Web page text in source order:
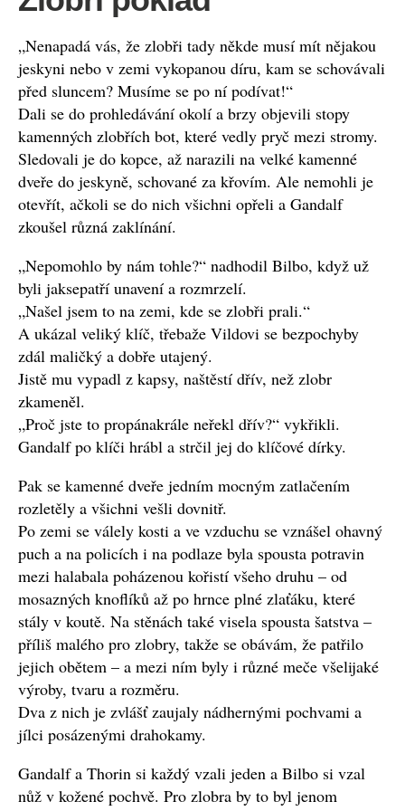
„Nenapadá vás, že zlobři tady někde musí mít nějakou
jeskyni nebo v zemi vykopanou díru, kam se schovávali
před sluncem? Musíme se po ní podívat!“
Dali se do prohledávání okolí a brzy objevili stopy
kamenných zlobřích bot, které vedly pryč mezi stromy.
Sledovali je do kopce, až narazili na velké kamenné
dveře do jeskyně, schované za křovím. Ale nemohli je
otevřít, ačkoli se do nich všichni opřeli a Gandalf
zkoušel různá zaklínání.
„Nepomohlo by nám tohle?“ nadhodil Bilbo, když už
byli jaksepatří unavení a rozmrzelí.
„Našel jsem to na zemi, kde se zlobři prali.“
A ukázal veliký klíč, třebaže Vildovi se bezpochyby
zdál maličký a dobře utajený.
Jistě mu vypadl z kapsy, naštěstí dřív, než zlobr
zkameněl.
„Proč jste to propánakrále neřekl dřív?“ vykřikli.
Gandalf po klíči hrábl a strčil jej do klíčové dírky.
Pak se kamenné dveře jedním mocným zatlačením
rozletěly a všichni vešli dovnitř.
Po zemi se válely kosti a ve vzduchu se vznášel ohavný
puch a na policích i na podlaze byla spousta potravin
mezi halabala poházenou kořistí všeho druhu – od
mosazných knoflíků až po hrnce plné zlaťáku, které
stály v koutě. Na stěnách také visela spousta šatstva –
příliš malého pro zlobry, takže se obávám, že patřilo
jejich obětem – a mezi ním byly i různé meče všelijaké
výroby, tvaru a rozměru.
Dva z nich je zvlášť zaujaly nádhernými pochvami a
jílci posázenými drahokamy.
Gandalf a Thorin si každý vzali jeden a Bilbo si vzal
nůž v kožené pochvě. Pro zlobra by to byl jenom